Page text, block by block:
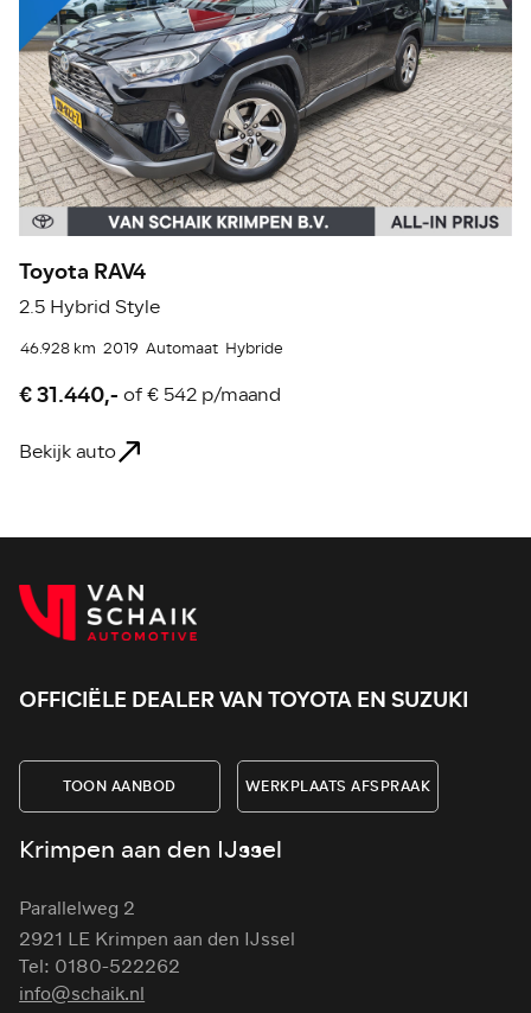
Toyota RAV4
2.5 Hybrid Style
46.928 km 2019 Automaat Hybride
€ 31.440,- of€ 542 p/maand
Bekijk auto
OFFICIËLE DEALER VAN TOYOTA EN SUZUKI
TOON AANBOD WERKPLAATS AFSPRAAK
Krimpen aan den IJssel
Parallelweg 2
2921 LE Krimpen aan den IJssel
Tel: 0180-522262
info@schaik.nl